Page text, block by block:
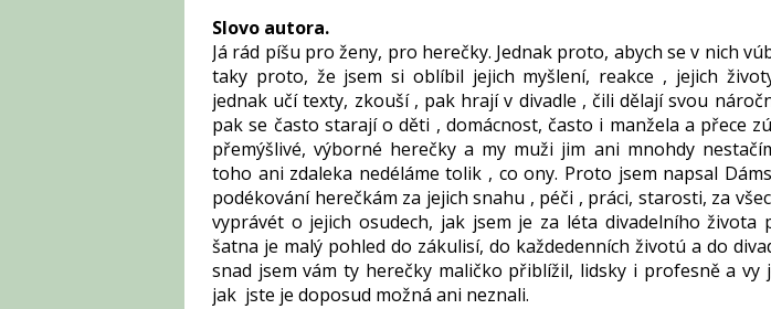
Slovo autora.
Já rád píšu pro ženy, pro herečky. Jednak proto, abych se v nich
taky proto, že jsem si oblíbil jejich myšlení, reakce , jejich
jednak učí texty, zkouší , pak hrají v divadle , čili dělají svou
pak se často starají o děti , domácnost, často i manžela a přece
přemýšlivé, výborné herečky a my muži jim ani mnohdy
toho ani zdaleka nedéláme tolik , co ony. Proto jsem napsal
podékování herečkám za jejich snahu , péči , práci, starosti, za
vyprávét o jejich osudech, jak jsem je za léta divadelního života
šatna je malý pohled do zákulisí, do každedenních životú a do
snad jsem vám ty herečky maličko přiblížil, lidsky i profesně a vy
jak jste je doposud možná ani neznali.